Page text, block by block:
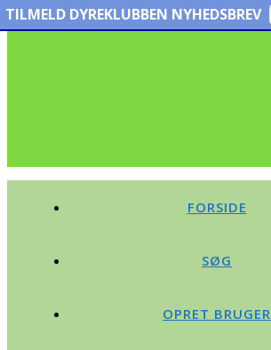
FORSIDE
SØG
OPRET BRUGER
TILMELD DYREKLUBBEN NYHEDSBREV